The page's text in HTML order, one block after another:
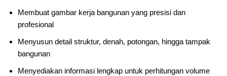
Membuat gambar kerja bangunan yang presisi dan
profesional
Menyusun detail struktur, denah, potongan, hingga tampak
bangunan
Menyediakan informasi lengkap untuk perhitungan volume